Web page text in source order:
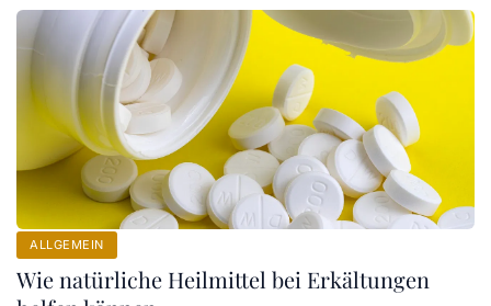
ALLGEMEIN
Wie natürliche Heilmittel bei Erkältungen